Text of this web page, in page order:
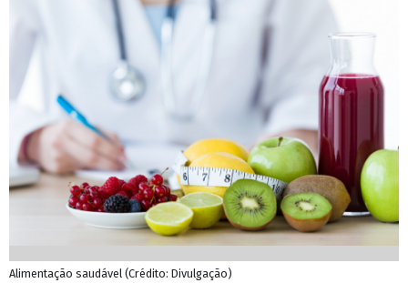
Alimentação saudável (Crédito: Divulgação)